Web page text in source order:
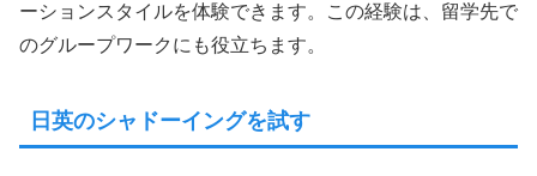
ーションスタイルを体験できます。この経験は、留学先で
のグループワークにも役立ちます。
日英のシャドーイングを試す